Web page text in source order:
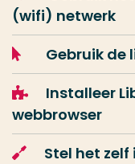
(wifi) netwerk
Gebruik de
Installeer
webbrowser
Stel het zelf